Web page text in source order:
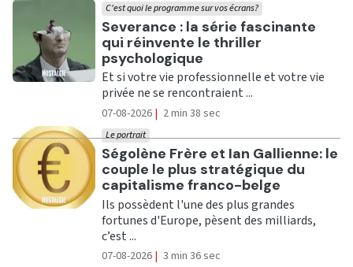
Ecouter
Severance : la série fascinante
qui réinvente le thriller
psychologique
C'est quoi le programme sur vos écrans?
Et si votre vie professionnelle et votre vie
privée ne se rencontraient ...
07-08-2026 | 2 min 38 sec
Ecouter
Ségolène Frère et Ian Gallienne: le
couple le plus stratégique du
capitalisme franco-belge
Le portrait
Ils possèdent l'une des plus grandes
fortunes d'Europe, pèsent des milliards,
c’est ...
07-08-2026 | 3 min 36 sec